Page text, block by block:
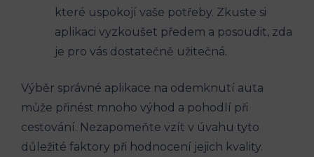
které uspokojí vaše potřeby. Zkuste si
aplikaci vyzkoušet předem a posoudit, zda
je pro vás dostatečně užitečná.
Výběr správné aplikace na odemknutí auta
může přinést mnoho výhod a pohodlí při
cestování. Nezapomeňte vzít v úvahu tyto
důležité faktory při hodnocení jejich kvality.